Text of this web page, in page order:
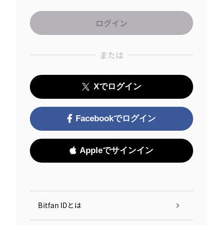
または
Xでログイン
Facebookでログイン
Appleでサインイン
Bitfan IDとは